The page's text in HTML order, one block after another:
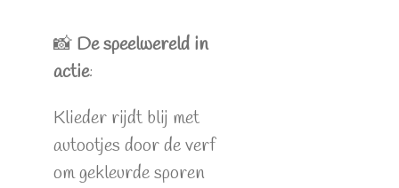
📸 De speelwereld in
actie:
Klieder rijdt blij met
autootjes door de verf
om gekleurde sporen